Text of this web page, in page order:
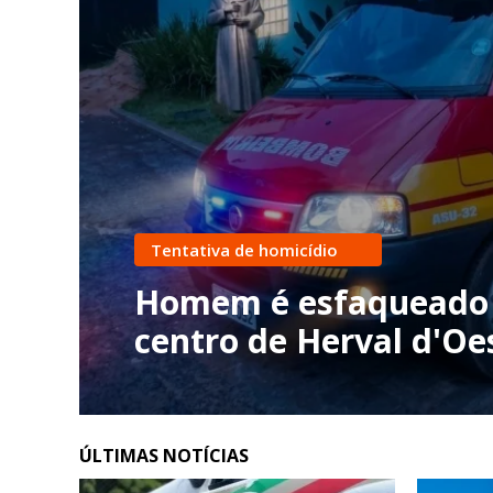
Tentativa de homicídio
Homem é esfaqueado
centro de Herval d'Oeste
ÚLTIMAS NOTÍCIAS